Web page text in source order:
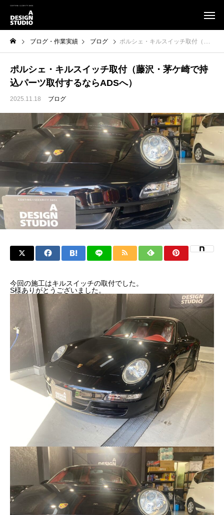
ブログ・作業実績 ブログ ポルシェ・キルスイッチ取付（藤沢・茅ケ崎で持込パーツ取付するならADSへ）
ポルシェ・キルスイッチ取付（藤沢・茅ケ崎で持
込パーツ取付するならADSへ）
2025.11.18 ブログ
今回の施工はキルスイッチの取付でした。
S様ありがとうございました。